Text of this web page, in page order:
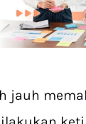
jauh